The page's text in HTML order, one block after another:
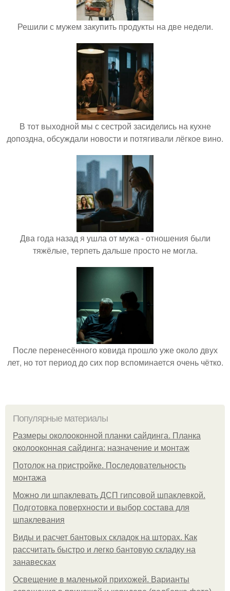
Решили с мужем закупить продукты на две недели.
В тот выходной мы с сестрой засиделись на кухне
допоздна, обсуждали новости и потягивали лёгкое вино.
Два года назад я ушла от мужа - отношения были
тяжёлые, терпеть дальше просто не могла.
После перенесённого ковида прошло уже около двух
лет, но тот период до сих пор вспоминается очень чётко.
Популярные материалы
Размеры околооконной планки сайдинга. Планка
околооконная сайдинга: назначение и монтаж
Потолок на пристройке. Последовательность
монтажа
Можно ли шпаклевать ДСП гипсовой шпаклевкой.
Подготовка поверхности и выбор состава для
шпаклевания
Виды и расчет бантовых складок на шторах. Как
рассчитать быстро и легко бантовую складку на
занавесках
Освещение в маленькой прихожей. Варианты